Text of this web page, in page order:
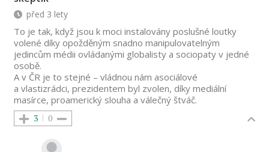
před 3 lety
To je tak, když jsou k moci instalovány poslušné loutky
volené díky opožděným snadno manipulovatelným
jedincům médii ovládanými globalisty a sociopaty v jedné
osobě.
A v ČR je to stejné – vládnou nám asociálové
a vlastizrádci, prezidentem byl zvolen, díky mediální
masírce, proamerický slouha a válečný štváč.
3 0